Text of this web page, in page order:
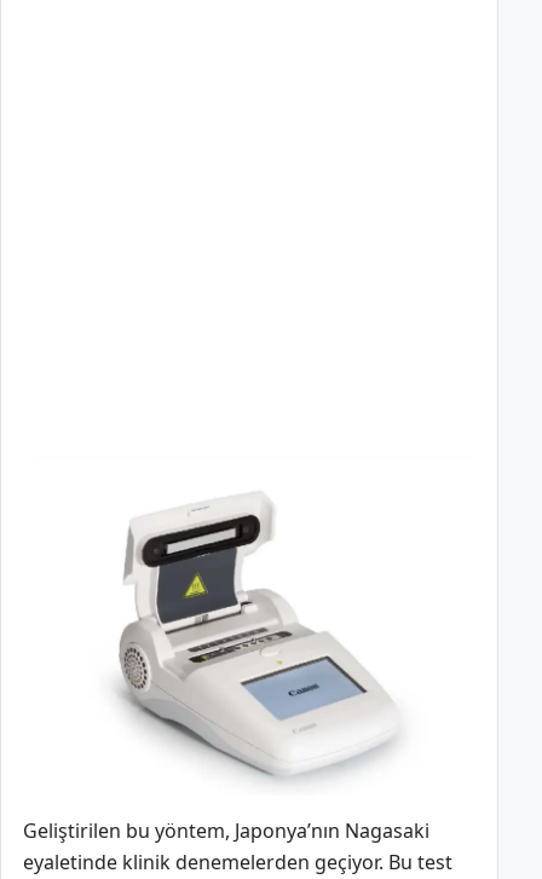
Geliştirilen bu yöntem, Japonya’nın Nagasaki
eyaletinde klinik denemelerden geçiyor. Bu test